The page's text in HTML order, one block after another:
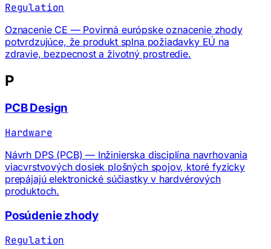
Regulation
Oznacenie CE — Povinná európske oznacenie zhody
potvrdzujúce, že produkt splna požiadavky EÚ na
zdravie, bezpecnost a životný prostredie.
P
PCB Design
Hardware
Návrh DPS (PCB) — Inžinierska disciplína navrhovania
viacvrstvových dosiek plošných spojov, ktoré fyzicky
prepájajú elektronické súčiastky v hardvérových
produktoch.
Posúdenie zhody
Regulation